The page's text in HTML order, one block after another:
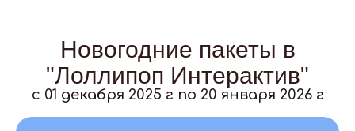
Новогодние пакеты в
"Лоллипоп Интерактив"
c 01 декабря 2025 г по 20 января 2026 г